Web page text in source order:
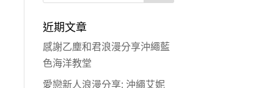
近期文章
感謝乙塵和君浪漫分享沖繩藍
色海洋教堂
愛戀新人浪漫分享: 沖繩艾妮